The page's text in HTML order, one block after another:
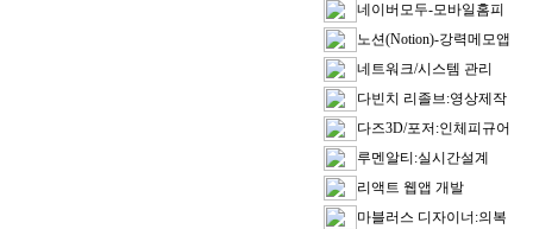
네이버모두-모바일홈피
노션(Notion)-강력메모앱
네트워크/시스템 관리
다빈치 리졸브:영상제작
다즈3D/포저:인체피규어
루멘알티:실시간설계
리액트 웹앱 개발
마블러스 디자이너:의복